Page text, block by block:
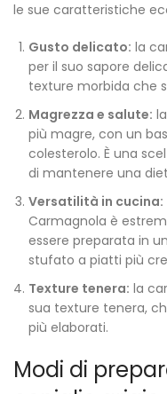
le sue caratteristiche
Gusto delicato: la
per il suo sapore
texture morbida che
Magrezza e salute:
più magre, con un
colesterolo. È una
di mantenere una
Versatilità in cucina:
Carmagnola è
essere preparata in
stufato a piatti più
Texture tenera: la
sua texture tenera,
più elaborati.
Modi di